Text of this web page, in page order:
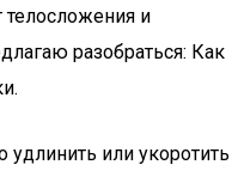
и
разобраться: Как
или укоротить